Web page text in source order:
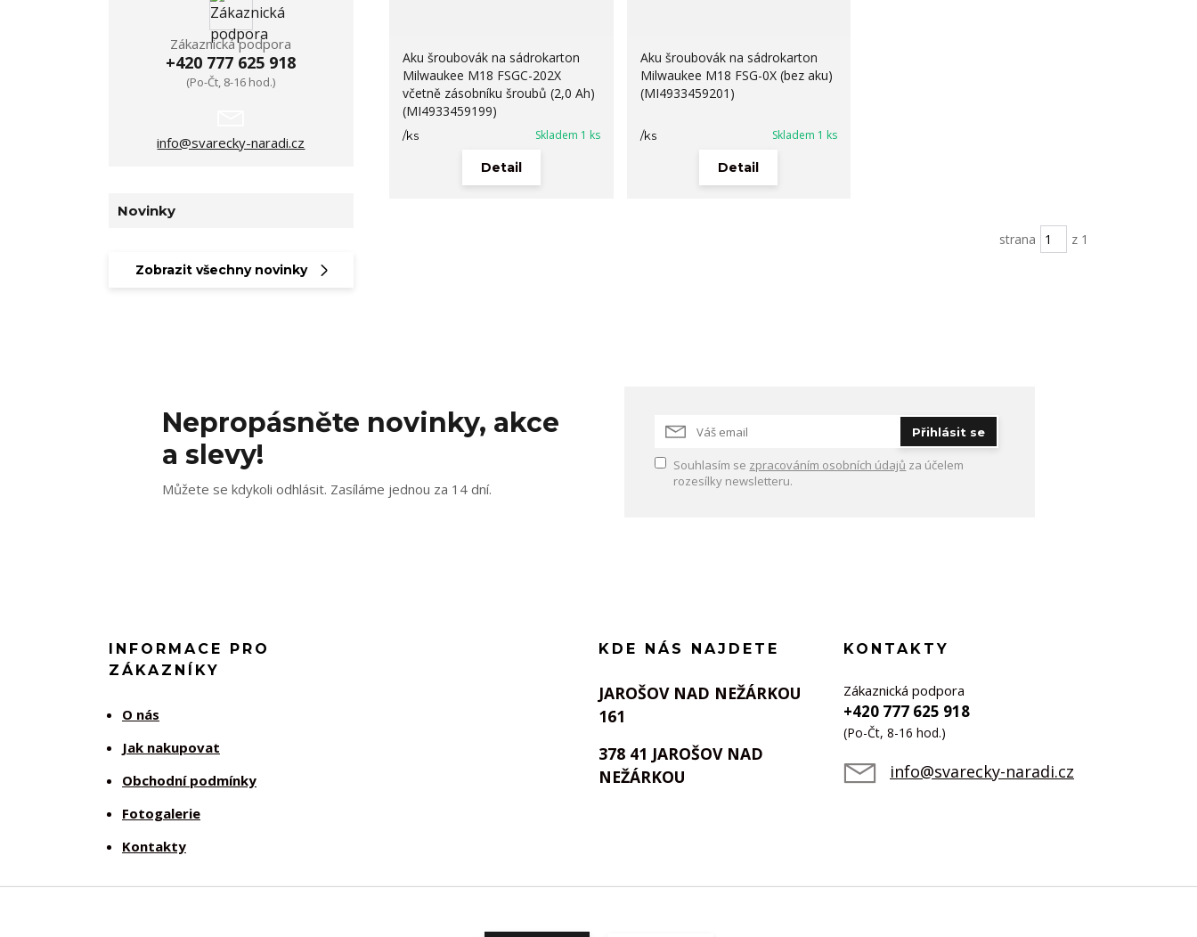
Aku šroubovák na sádrokarton
Milwaukee M18 FSGC-202X
včetně zásobníku šroubů (2,0 Ah)
(MI4933459199)
/ks Skladem 1 ks
Detail
Aku šroubovák na sádrokarton
Milwaukee M18 FSG-0X (bez aku)
(MI4933459201)
/ks Skladem 1 ks
Detail
strana z 1
Zákaznická podpora
+420 777 625 918
(Po-Čt, 8-16 hod.)
info@svarecky-naradi.cz
Novinky
Zobrazit všechny novinky
Nepropásněte novinky, akce
a slevy!
Můžete se kdykoli odhlásit. Zasíláme jednou za 14 dní.
Přihlásit se
Souhlasím se zpracováním osobních údajů za účelem
rozesílky newsletteru.
INFORMACE PRO
ZÁKAZNÍKY
O nás
Jak nakupovat
Obchodní podmínky
Fotogalerie
Kontakty
KDE NÁS NAJDETE
JAROŠOV NAD NEŽÁRKOU
161
378 41 JAROŠOV NAD
NEŽÁRKOU
KONTAKTY
Zákaznická podpora
+420 777 625 918
(Po-Čt, 8-16 hod.)
info@svarecky-naradi.cz